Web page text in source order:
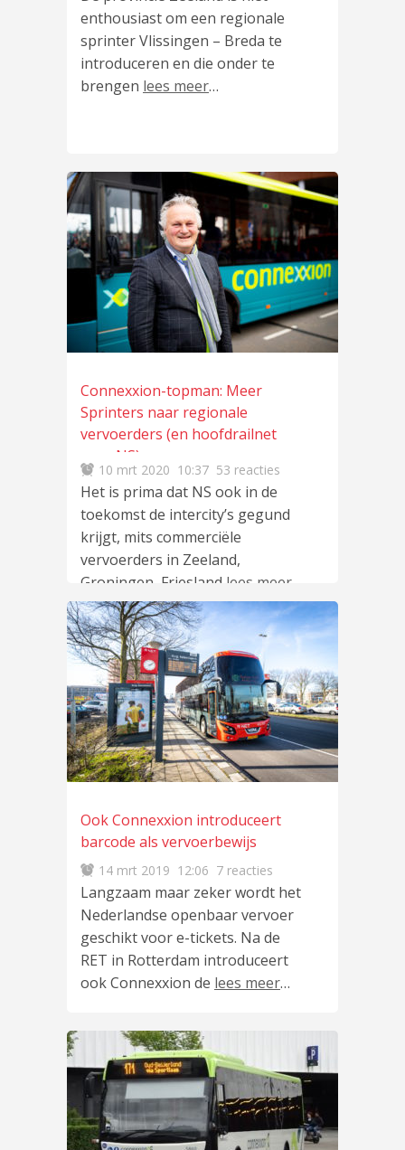
enthousiast om een regionale
sprinter Vlissingen – Breda te
introduceren en die onder te
brengen lees meer…
Connexxion-topman: Meer
Sprinters naar regionale
vervoerders (en hoofdrailnet
naar NS)
10 mrt 2020 10:37 53 reacties
Het is prima dat NS ook in de
toekomst de intercity’s gegund
krijgt, mits commerciële
vervoerders in Zeeland,
Groningen, Friesland lees meer
Ook Connexxion introduceert
barcode als vervoerbewijs
14 mrt 2019 12:06 7 reacties
Langzaam maar zeker wordt het
Nederlandse openbaar vervoer
geschikt voor e-tickets. Na de
RET in Rotterdam introduceert
ook Connexxion de lees meer…